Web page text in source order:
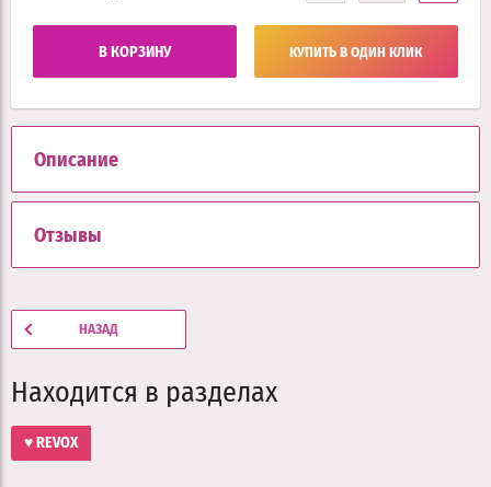
В КОРЗИНУ КУПИТЬ В ОДИН КЛИК
Описание
Отзывы
НАЗАД
Находится в разделах
♥ REVOX